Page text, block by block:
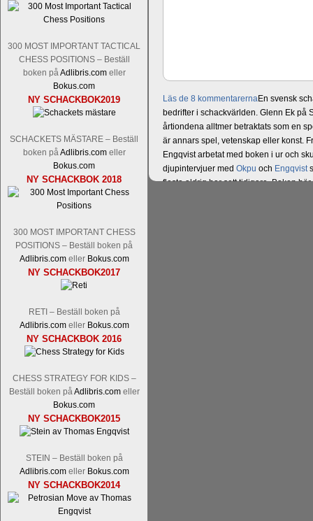
300 MOST IMPORTANT TACTICAL
CHESS POSITIONS – Beställ
boken påAdlibris.comeller
Bokus.com
NY SCHACKBOK2019
SCHACKETS MÄSTARE – Beställ
boken påAdlibris.comeller
Bokus.com
NY SCHACKBOK 2018
300 MOST IMPORTANT CHESS
POSITIONS – Beställ boken på
Adlibris.comeller Bokus.com
NY SCHACKBOK2017
RETI – Beställ boken på
Adlibris.comeller Bokus.com
NY SCHACKBOK 2016
CHESS STRATEGY FOR KIDS –
Beställ boken påAdlibris.comeller
Bokus.com
NY SCHACKBOK2015
STEIN – Beställ boken på
Adlibris.comeller Bokus.com
NY SCHACKBOK2014
Läs de 8 kommentarernaEn svensk
bedrifter i schackvärlden. Glenn Ek på
årtiondena alltmer betraktats som en
är annars spel, vetenskap eller konst.
Engqvist arbetat med boken i ur och
djupintervjuer med Okpu och Engqvist
flesta aldrig har sett tidigare. Boken